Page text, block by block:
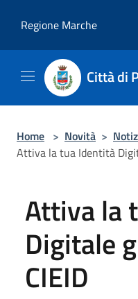
Regione Marche
Città di
Home > Novità >
Attiva la tua Identità
Attiva la
Digitale
CIEID